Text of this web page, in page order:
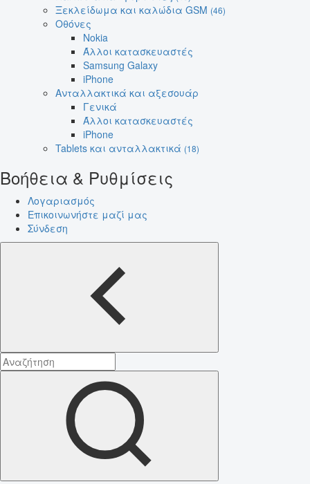
Ξεκλείδωμα και καλώδια GSM (46)
Οθόνες
Nokia
Άλλοι κατασκευαστές
Samsung Galaxy
iPhone
Ανταλλακτικά και αξεσουάρ
Γενικά
Άλλοι κατασκευαστές
iPhone
Tablets και ανταλλακτικά (18)
Βοήθεια & Ρυθμίσεις
Λογαριασμός
Επικοινωνήστε μαζί μας
Σύνδεση